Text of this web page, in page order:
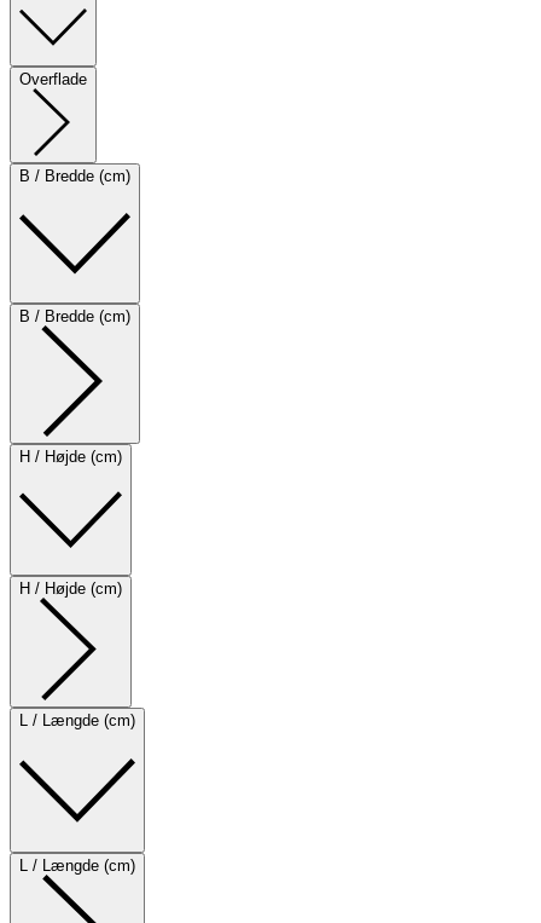
Overflade
B / Bredde (cm)
B / Bredde (cm)
H / Højde (cm)
H / Højde (cm)
L / Længde (cm)
L / Længde (cm)